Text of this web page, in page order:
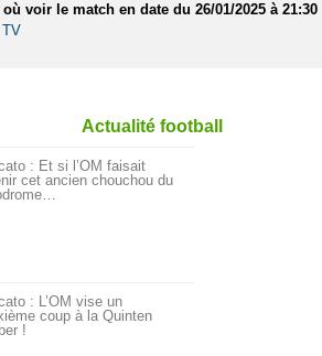
voir le match en date du 26/01/2025 à 21:30
Actualité football
: Et si l’OM faisait
cet ancien chouchou du
: L’OM vise un
coup à la Quinten
!